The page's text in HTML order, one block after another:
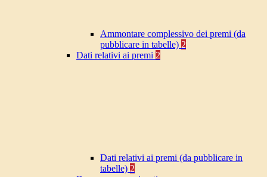
Ammontare complessivo dei premi (da
pubblicare in tabelle) 2
Dati relativi ai premi 2
Dati relativi ai premi (da pubblicare in
tabelle) 2